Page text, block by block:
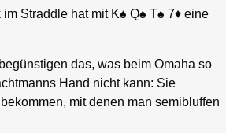
Straddle hat mit K♠ Q♠ T♠ 7♦ eine
das, was beim Omaha so
Hand nicht kann: Sie
mit denen man semibluffen